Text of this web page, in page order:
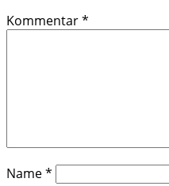
Kommentar*
Name*